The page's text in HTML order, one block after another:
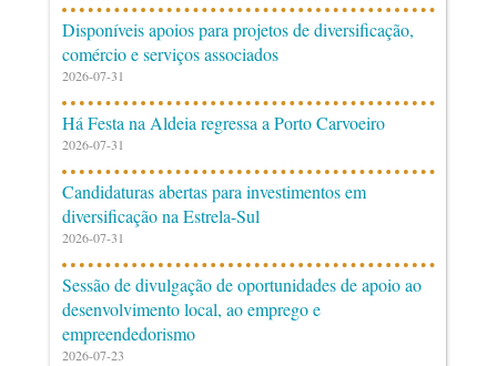
Disponíveis apoios para projetos de diversificação,
comércio e serviços associados
2026-07-31
Há Festa na Aldeia regressa a Porto Carvoeiro
2026-07-31
Candidaturas abertas para investimentos em
diversificação na Estrela-Sul
2026-07-31
Sessão de divulgação de oportunidades de apoio ao
desenvolvimento local, ao emprego e
empreendedorismo
2026-07-23